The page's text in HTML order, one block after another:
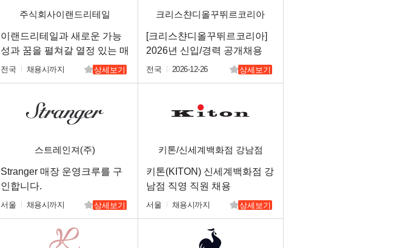
주식회사이랜드리테일
이랜드리테일과 새로운 가능
성과 꿈을 펼쳐갈 열정 있는 매
니저님을 구인합니다.
전국 채용시까지 상세보기
크리스챤디올꾸뛰르코리아
[크리스챤디올꾸뛰르코리아]
2026년 신입/경력 공개채용
전국 2026-12-26 상세보기
스트레인져(주)
Stranger 매장 운영크루를 구
인합니다.
서울 채용시까지 상세보기
키톤/신세계백화점 강남점
키톤(KITON) 신세계백화점 강
남점 직영 직원 채용
서울 채용시까지 상세보기